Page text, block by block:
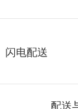
闪电配送
配送